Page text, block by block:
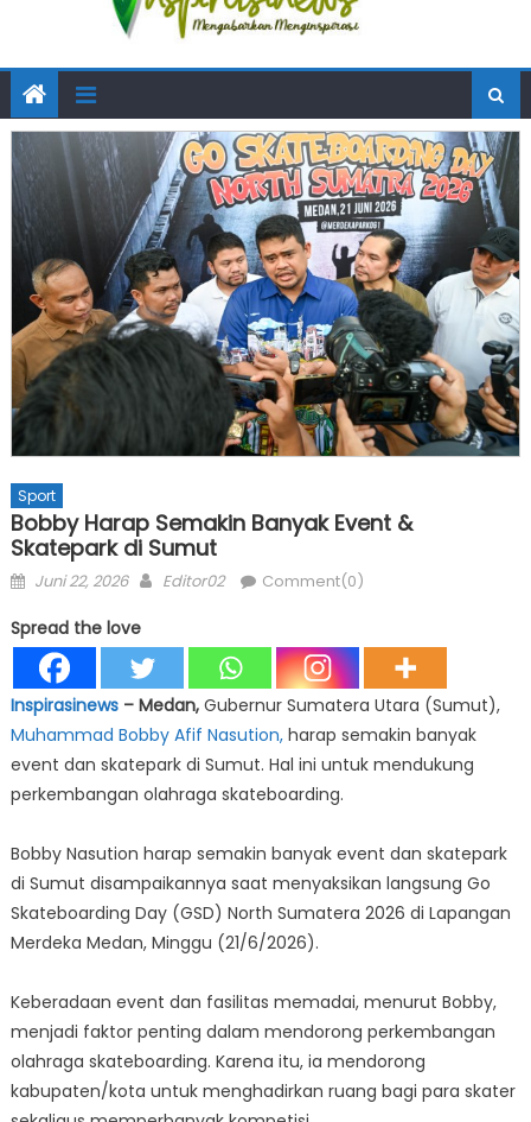
Sport
Bobby Harap Semakin Banyak Event &
Skatepark di Sumut
Posted
Juni 22, 2026 Author
Editor02 Comment(0)
Spread the love
Inspirasinews– Medan, Gubernur Sumatera Utara (Sumut),
Muhammad Bobby Afif Nasution,harap semakin banyak
event dan skatepark di Sumut. Hal ini untuk mendukung
perkembangan olahraga skateboarding.
Bobby Nasution harap semakin banyak event dan skatepark
di Sumut disampaikannya saat menyaksikan langsung Go
Skateboarding Day (GSD) North Sumatera 2026 di Lapangan
Merdeka Medan, Minggu (21/6/2026).
Keberadaan event dan fasilitas memadai, menurut Bobby,
menjadi faktor penting dalam mendorong perkembangan
olahraga skateboarding. Karena itu, ia mendorong
kabupaten/kota untuk menghadirkan ruang bagi para skater